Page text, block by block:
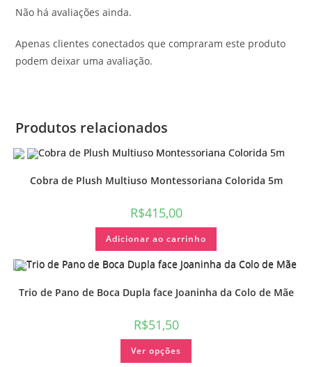
Não há avaliações ainda.
Apenas clientes conectados que compraram este produto
podem deixar uma avaliação.
Produtos relacionados
Cobra de Plush Multiuso Montessoriana Colorida 5m
R$415,00
Adicionar ao carrinho
Trio de Pano de Boca Dupla face Joaninha da Colo de Mãe
R$51,50
Ver opções